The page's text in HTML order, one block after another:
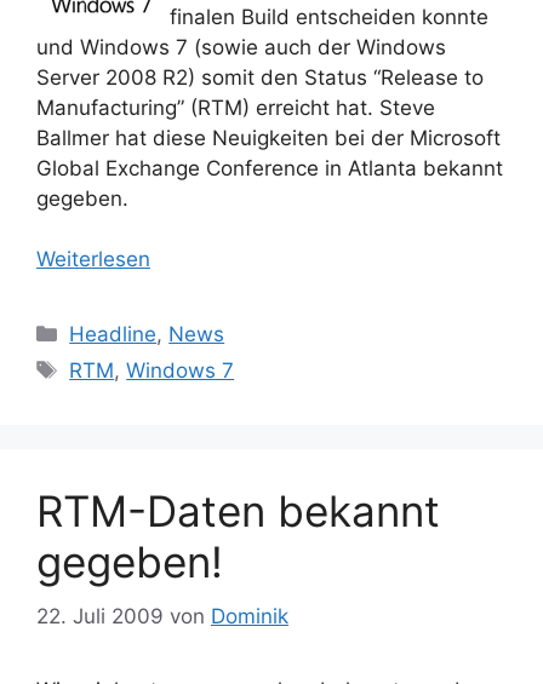
finalen Build entscheiden konnte
und Windows 7 (sowie auch der Windows
Server 2008 R2) somit den Status “Release to
Manufacturing” (RTM) erreicht hat. Steve
Ballmer hat diese Neuigkeiten bei der Microsoft
Global Exchange Conference in Atlanta bekannt
gegeben.
Weiterlesen
Kategorien
Headline, News
Schlagwörter
RTM,Windows 7
RTM-Daten bekannt
gegeben!
22. Juli 2009 von Dominik